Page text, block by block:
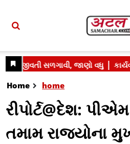
Home home
રીપોર્ટ@દેશ:
તમામ રાજ્યોના